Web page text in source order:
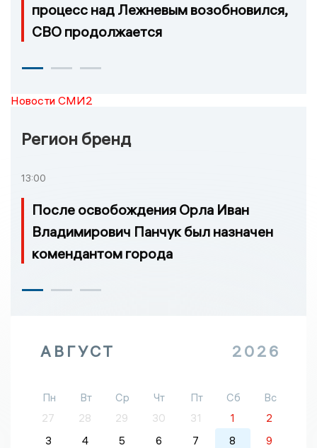
процесс над Лежневым возобновился,
СВО продолжается
Новости СМИ2
Регион бренд
13:00
После освобождения Орла Иван
Владимирович Панчук был назначен
комендантом города
АВГУСТ 2026
Пн Вт Ср Чт Пт Сб
Вс
27
28 29 30 31 1
2
3
4 5 6 7 8
9